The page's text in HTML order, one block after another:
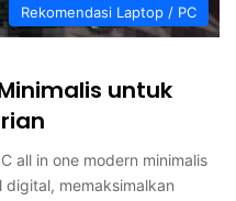
Rekomendasi Laptop / PC
untuk
all in one modern minimalis
memaksimalkan